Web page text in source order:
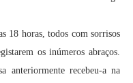
18 horas, todos com sorrisos
os inúmeros abraços.
anteriormente recebeu-a na